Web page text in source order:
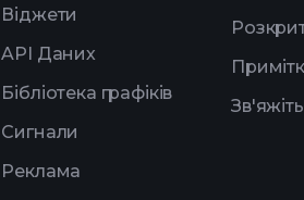
Віджети
API Даних
Бібліотека графіків
Сигнали
Реклама